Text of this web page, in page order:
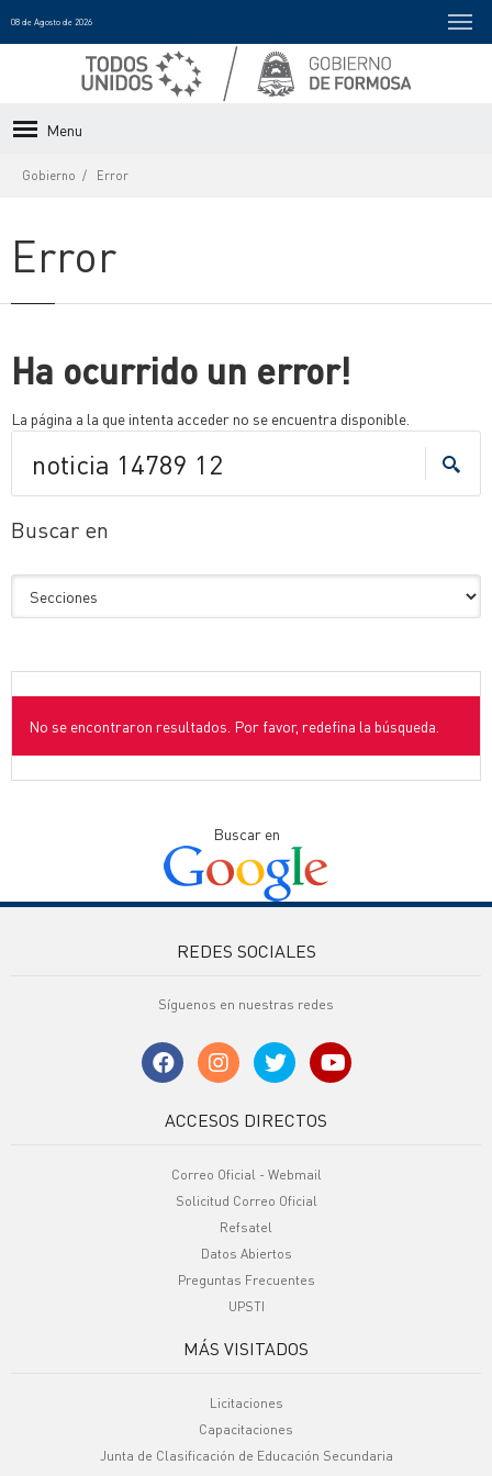
08 de Agosto de 2026
Menu
Gobierno Error
Error
Ha ocurrido un error!
La página a la que intenta acceder no se encuentra disponible.
Buscar en
No se encontraron resultados. Por favor, redefina la búsqueda.
Buscar en
REDES SOCIALES
Síguenos en nuestras redes
ACCESOS DIRECTOS
Correo Oficial - Webmail
Solicitud Correo Oficial
Refsatel
Datos Abiertos
Preguntas Frecuentes
UPSTI
MÁS VISITADOS
Licitaciones
Capacitaciones
Junta de Clasificación de Educación Secundaria